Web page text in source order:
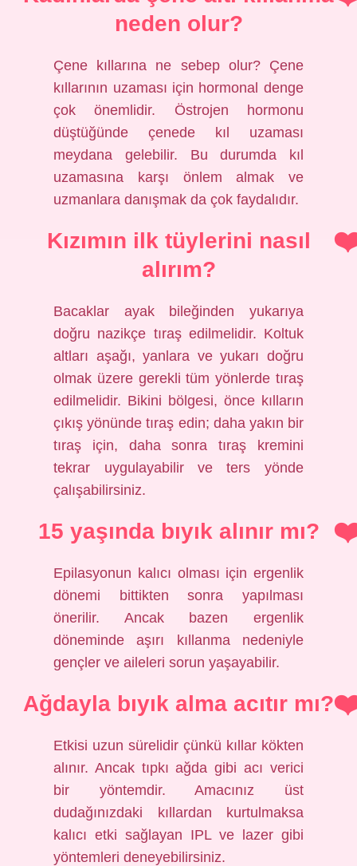
neden olur?
Çene kıllarına ne sebep olur? Çene
kıllarının uzaması için hormonal denge
çok önemlidir. Östrojen hormonu
düştüğünde çenede kıl uzaması
meydana gelebilir. Bu durumda kıl
uzamasına karşı önlem almak ve
uzmanlara danışmak da çok faydalıdır.
Kızımın ilk tüylerini nasıl
alırım?
Bacaklar ayak bileğinden yukarıya
doğru nazikçe tıraş edilmelidir. Koltuk
altları aşağı, yanlara ve yukarı doğru
olmak üzere gerekli tüm yönlerde tıraş
edilmelidir. Bikini bölgesi, önce kılların
çıkış yönünde tıraş edin; daha yakın bir
tıraş için, daha sonra tıraş kremini
tekrar uygulayabilir ve ters yönde
çalışabilirsiniz.
15 yaşında bıyık alınır mı?
Epilasyonun kalıcı olması için ergenlik
dönemi bittikten sonra yapılması
önerilir. Ancak bazen ergenlik
döneminde aşırı kıllanma nedeniyle
gençler ve aileleri sorun yaşayabilir.
Ağdayla bıyık alma acıtır mı?
Etkisi uzun sürelidir çünkü kıllar kökten
alınır. Ancak tıpkı ağda gibi acı verici
bir yöntemdir. Amacınız üst
dudağınızdaki kıllardan kurtulmaksa
kalıcı etki sağlayan IPL ve lazer gibi
yöntemleri deneyebilirsiniz.